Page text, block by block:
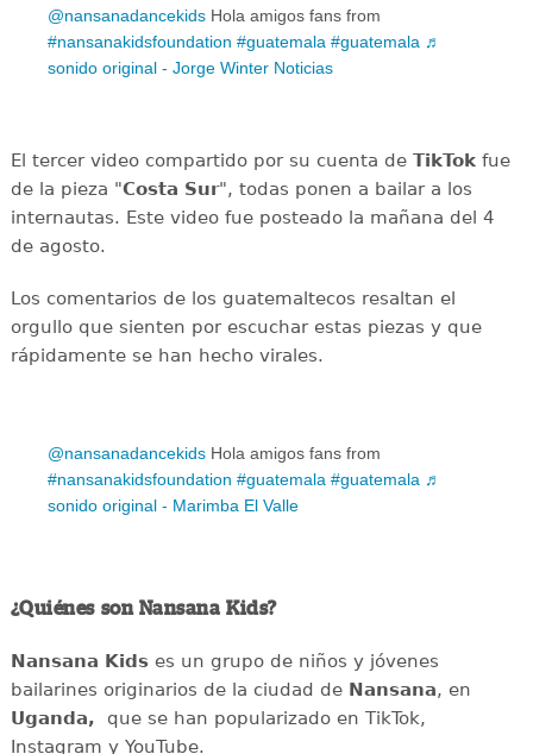
@nansanadancekids Hola amigos fans from
#nansanakidsfoundation #guatemala #guatemala ♬
sonido original - Jorge Winter Noticias
El tercer video compartido por su cuenta de TikTokfue
de la pieza "Costa Sur", todas ponen a bailar a los
internautas. Este video fue posteado la mañana del 4
de agosto.
Los comentarios de los guatemaltecos resaltan el
orgullo que sienten por escuchar estas piezas y que
rápidamente se han hecho virales.
@nansanadancekids Hola amigos fans from
#nansanakidsfoundation #guatemala #guatemala ♬
sonido original - Marimba El Valle
¿Quiénes son Nansana Kids?
Nansana Kidses un grupo de niños y jóvenes
bailarines originarios de la ciudad de Nansana, en
Uganda, que se han popularizado en TikTok,
Instagram y YouTube.